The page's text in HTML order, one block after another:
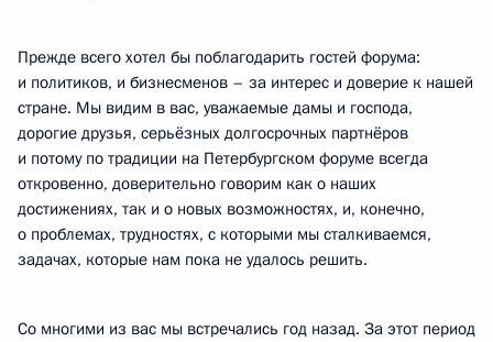
Прежде всего хотел бы поблагодарить гостей форума:
и политиков, и бизнесменов – за интерес и доверие к нашей
стране. Мы видим в вас, уважаемые дамы и господа,
дорогие друзья, серьёзных долгосрочных партнёров
и потому по традиции на Петербургском форуме всегда
откровенно, доверительно говорим как о наших
достижениях, так и о новых возможностях, и, конечно,
о проблемах, трудностях, с которыми мы сталкиваемся,
задачах, которые нам пока не удалось решить.
Со многими из вас мы встречались год назад. За этот период